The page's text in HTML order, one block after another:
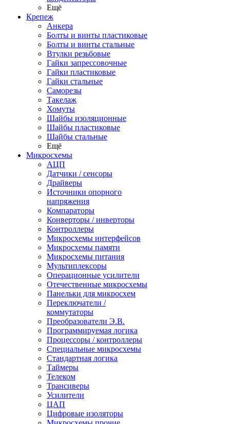
Ещё
Крепеж
Анкера
Болты и винты пластиковые
Болты и винты стальные
Втулки резьбовые
Гайки запрессовочные
Гайки пластиковые
Гайки стальные
Саморезы
Такелаж
Хомуты
Шайбы изоляционные
Шайбы пластиковые
Шайбы стальные
Ещё
Микросхемы
АЦП
Датчики / сенсоры
Драйверы
Источники опорного
напряжения
Компараторы
Конверторы / инверторы
Контроллеры
Микросхемы интерфейсов
Микросхемы памяти
Микросхемы питания
Мультиплексоры
Операционные усилители
Отечественные микросхемы
Панельки для микросхем
Переключатели /
коммутаторы
Преобразователи Э.В.
Программируемая логика
Процессоры / контроллеры
Специальные микросхемы
Стандартная логика
Таймеры
Телеком
Трансиверы
Усилители
ЦАП
Цифровые изоляторы